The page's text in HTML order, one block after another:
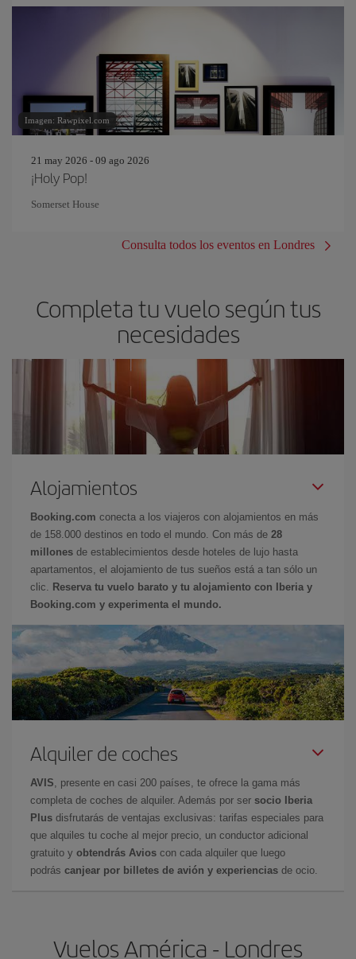
Imagen: Rawpixel.com
21 may 2026 - 09 ago 2026
¡Holy Pop!
Somerset House
Consulta todos los eventos en Londres
Completa tu vuelo según tus
necesidades
Alojamientos
Booking.com conecta a los viajeros con alojamientos en más
de 158.000 destinos en todo el mundo. Con más de 28
millones de establecimientos desde hoteles de lujo hasta
apartamentos, el alojamiento de tus sueños está a tan sólo un
clic.
Reserva tu vuelo barato y tu alojamiento con Iberia y
Booking.com y experimenta el mundo.
Alquiler de coches
AVIS , presente en casi 200 países, te ofrece la gama más
completa de coches de alquiler. Además por ser socio Iberia
Plus disfrutarás de ventajas exclusivas: tarifas especiales para
que alquiles tu coche al mejor precio, un conductor adicional
gratuito y obtendrás Avios con cada alquiler que luego
podrás canjear por billetes de avión y experiencias de ocio.
Vuelos América - Londres